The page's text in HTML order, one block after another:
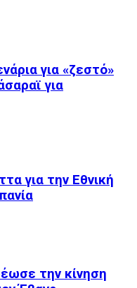
για «ζεστό»
για
για την Εθνική
την κίνηση